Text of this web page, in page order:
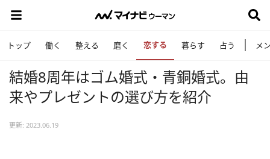
トップ 働く 整える 磨く 恋する 暮らす 占う メ
結婚8周年はゴム婚式・青銅婚式。由
来やプレゼントの選び方を紹介
更新: 2023.06.19